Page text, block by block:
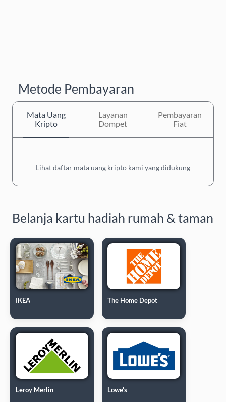
Metode Pembayaran
Mata Uang
Kripto
Layanan
Dompet
Pembayaran
Fiat
Lihat daftar mata uang kripto kami yang didukung
Belanja kartu hadiah rumah & taman
IKEA The Home Depot
Leroy Merlin Lowe's